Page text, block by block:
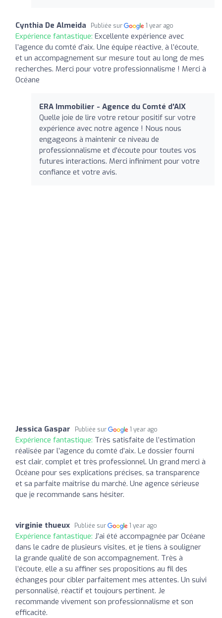
Cynthia De Almeida Publiée sur 1 year ago
Expérience fantastique: Excellente expérience avec
l’agence du comté d’aix. Une équipe réactive, à l’écoute,
et un accompagnement sur mesure tout au long de mes
recherches. Merci pour votre professionnalisme ! Merci à
Océane
ERA Immobilier - Agence du Comté d'AIX
Quelle joie de lire votre retour positif sur votre
expérience avec notre agence ! Nous nous
engageons à maintenir ce niveau de
professionnalisme et d'écoute pour toutes vos
futures interactions. Merci infiniment pour votre
confiance et votre avis.
Jessica Gaspar Publiée sur 1 year ago
Expérience fantastique: Très satisfaite de l’estimation
réalisée par l’agence du comté d’aix. Le dossier fourni
est clair, complet et très professionnel. Un grand merci à
Océane pour ses explications précises, sa transparence
et sa parfaite maîtrise du marché. Une agence sérieuse
que je recommande sans hésiter.
virginie thueux Publiée sur 1 year ago
Expérience fantastique: J’ai été accompagnée par Océane
dans le cadre de plusieurs visites, et je tiens à souligner
la grande qualité de son accompagnement. Très à
l’écoute, elle a su affiner ses propositions au fil des
échanges pour cibler parfaitement mes attentes. Un suivi
personnalisé, réactif et toujours pertinent. Je
recommande vivement son professionnalisme et son
efficacité.